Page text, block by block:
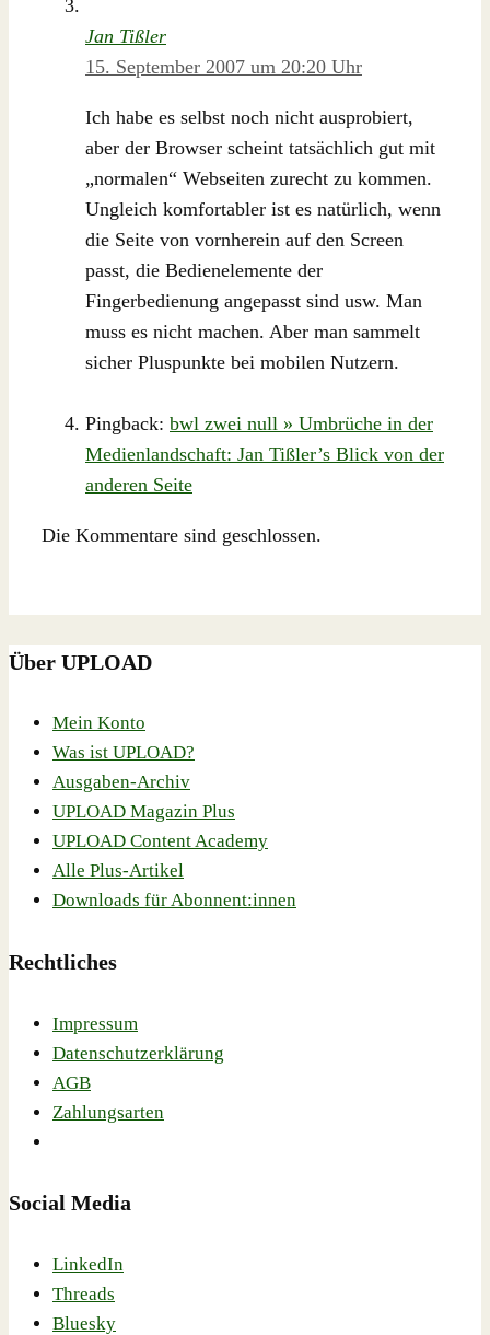
Jan Tißler
15. September 2007 um 20:20 Uhr
Ich habe es selbst noch nicht ausprobiert,
aber der Browser scheint tatsächlich gut mit
„normalen“ Webseiten zurecht zu kommen.
Ungleich komfortabler ist es natürlich, wenn
die Seite von vornherein auf den Screen
passt, die Bedienelemente der
Fingerbedienung angepasst sind usw. Man
muss es nicht machen. Aber man sammelt
sicher Pluspunkte bei mobilen Nutzern.
Pingback: bwl zwei null » Umbrüche in der
Medienlandschaft: Jan Tißler’s Blick von der
anderen Seite
Die Kommentare sind geschlossen.
Über UPLOAD
Mein Konto
Was ist UPLOAD?
Ausgaben-Archiv
UPLOAD Magazin Plus
UPLOAD Content Academy
Alle Plus-Artikel
Downloads für Abonnent:innen
Rechtliches
Impressum
Datenschutzerklärung
AGB
Zahlungsarten
Social Media
LinkedIn
Threads
Bluesky